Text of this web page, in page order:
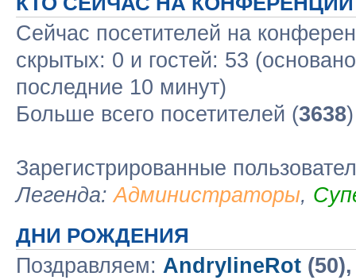
Сейчас посетителей на
скрытых: 0 и гостей: 53
последние 10 минут)
Больше всего посетителей (3638
Зарегистрированные
Легенда:Администраторы,
ДНИ РОЖДЕНИЯ
Поздравляем: AndrylineRot